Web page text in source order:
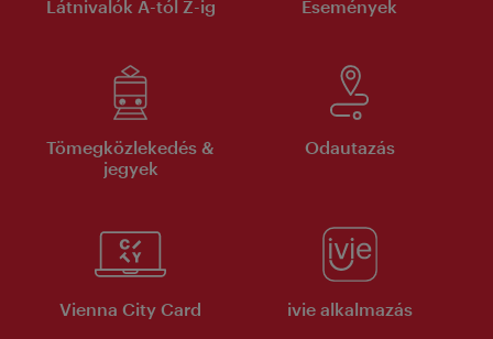
Látnivalók A-tól Z-ig Események
Tömegközlekedés &
jegyek
Odautazás
Vienna City Card ivie alkalmazás